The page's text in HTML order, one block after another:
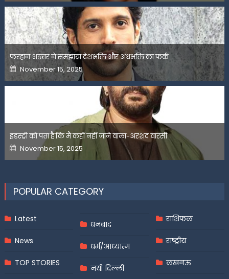
फरहान अख्तर ने समझाया देशभक्ति और अंधभक्ति का फर्क
Posted
on
November 15, 2025
इंडस्ट्री को पता है कि मैं कहीं नहीं जाने वाला-अरशद वारसी
Posted
on
November 15, 2025
POPULAR CATEGORY
Latest
News
TOP STORIES
धनबाद
धर्म/आध्यात्म
नयी दिल्ली
राशिफल
राष्ट्रीय
लखनऊ